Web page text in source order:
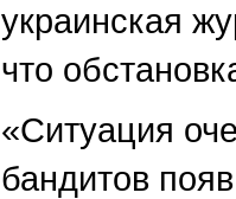
украинская
что
«Ситуация
бандитов